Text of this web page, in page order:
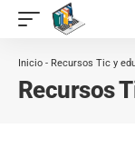
contenido
Inicio - Recursos Tic y
Recursos